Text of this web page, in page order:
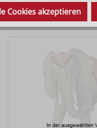
Regulärer Preis:
66,00 €
Cookies akzeptieren